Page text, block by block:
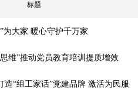
标题
为大家 暖心守护千万家
维”推动党员教育培训提质增效
造“组工家话”党建品牌 激活为民服